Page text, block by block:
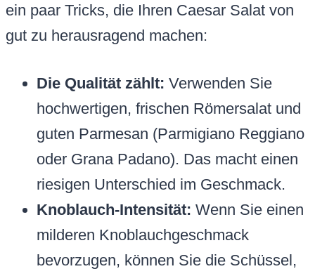
ein paar Tricks, die Ihren Caesar Salat von
gut zu herausragend machen:
Die Qualität zählt: Verwenden Sie
hochwertigen, frischen Römersalat und
guten Parmesan (Parmigiano Reggiano
oder Grana Padano). Das macht einen
riesigen Unterschied im Geschmack.
Knoblauch-Intensität: Wenn Sie einen
milderen Knoblauchgeschmack
bevorzugen, können Sie die Schüssel,